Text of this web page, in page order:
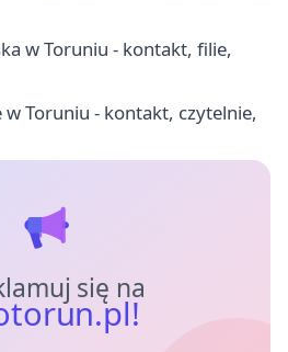
w Toruniu - kontakt, filie,
Toruniu - kontakt, czytelnie,
się na